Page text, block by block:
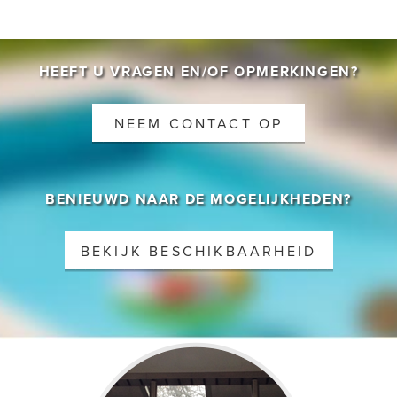
HEEFT U VRAGEN EN/OF OPMERKINGEN?
NEEM CONTACT OP
BENIEUWD NAAR DE MOGELIJKHEDEN?
BEKIJK BESCHIKBAARHEID